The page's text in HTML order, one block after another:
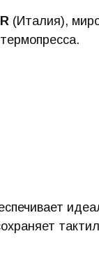
(Италия),